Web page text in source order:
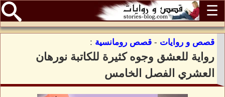
☰
قصص و روايات - قصص رومانسية :
رواية للعشق وجوه كثيرة للكاتبة نورهان
العشري الفصل الخامس